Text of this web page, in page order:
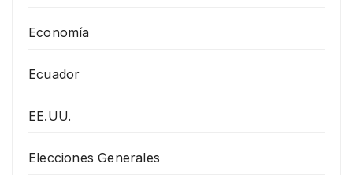
Economía
Ecuador
EE.UU.
Elecciones Generales